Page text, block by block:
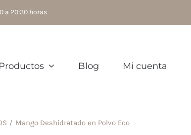
a 20:30 horas
Productos Blog Mi cuenta
Mango Deshidratado en Polvo Eco